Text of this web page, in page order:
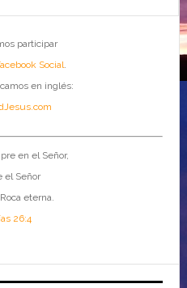
participar
Social.
en inglés:
en el Señor,
el Señor
eterna.
26:4